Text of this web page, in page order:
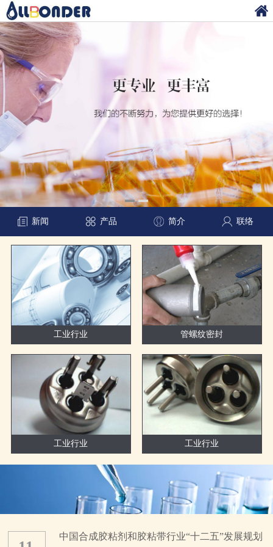
新闻 产品 简介 联络
工业行业 管螺纹密封
工业行业 工业行业
中国合成胶粘剂和胶粘带行业“十二五”发展规划